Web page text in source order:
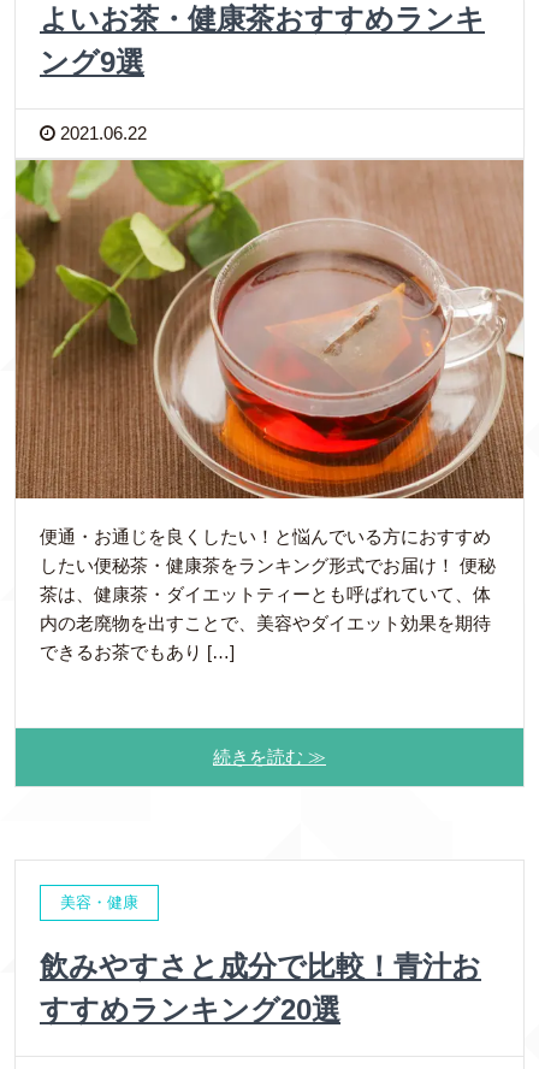
よいお茶・健康茶おすすめランキ
ング9選
2021.06.22
便通・お通じを良くしたい！と悩んでいる方におすすめ
したい便秘茶・健康茶をランキング形式でお届け！ 便秘
茶は、健康茶・ダイエットティーとも呼ばれていて、体
内の老廃物を出すことで、美容やダイエット効果を期待
できるお茶でもあり […]
続きを読む ≫
美容・健康
飲みやすさと成分で比較！青汁お
すすめランキング20選